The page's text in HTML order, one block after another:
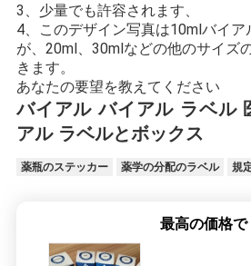
3、少量でも許容されます、
4、このデザイン写真は10mlバイア
が、20ml、30mlなどの他のサイズ
きます。
あなたの要望を教えてください
バイアル バイアル ラベル
アル ラベルとボックス
薬瓶のステッカー 薬学の分配のラベル 規
最高の価格で